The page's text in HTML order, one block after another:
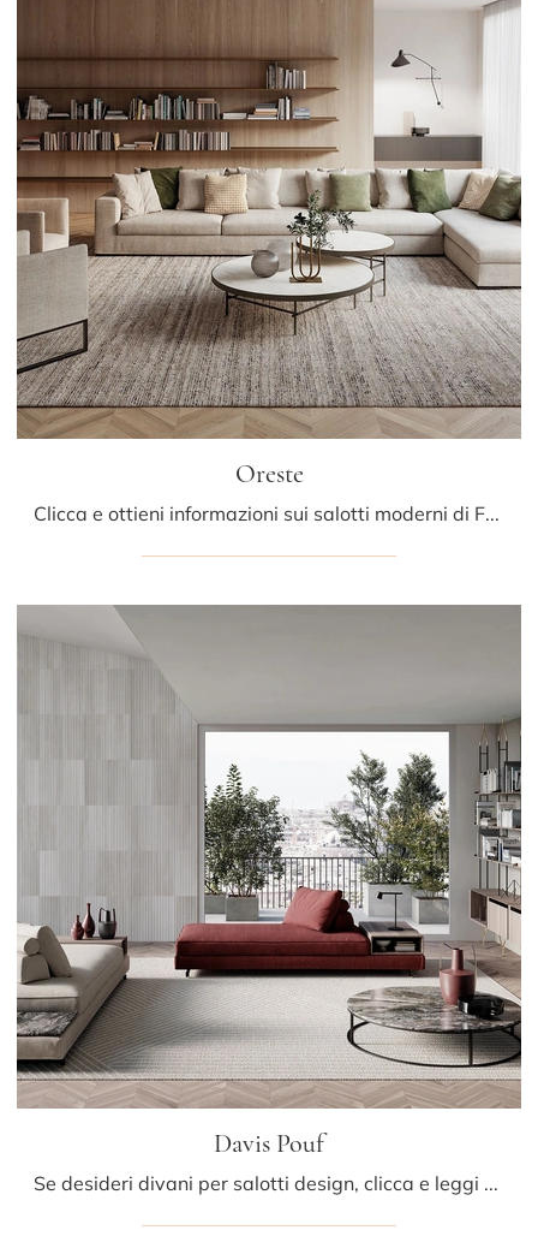
Oreste
Clicca e ottieni informazioni sui salotti moderni di Frigerio! Diversi modelli di divani, come Oreste, ti attendono.
Davis Pouf
Se desideri divani per salotti design, clicca e leggi di più sul modello Davis Pouf in tessuto della marca Frigerio.